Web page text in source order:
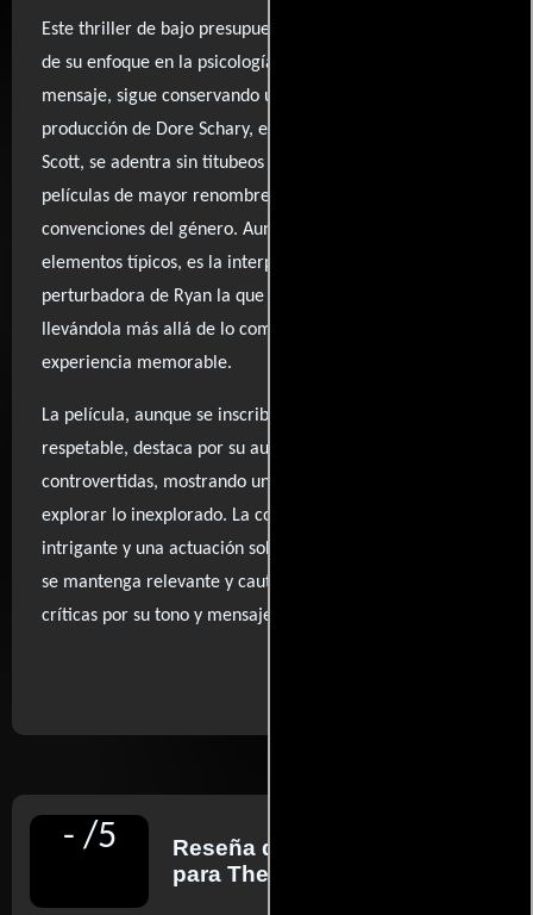
Este thriller de bajo presupuesto demuestra que, a pesar
de su enfoque en la psicología pop y sus intenciones de
mensaje, sigue conservando una fuerza impactante. La
producción de Dore Schary, en colaboración con Adrian
Scott, se adentra sin titubeos en un tema que muchas
películas de mayor renombre evitan, desafiando las
convenciones del género. Aunque el guion presenta
elementos típicos, es la interpretación astuta y sutilmente
perturbadora de Ryan la que realmente eleva la película,
llevándola más allá de lo común y convirtiéndola en una
experiencia memorable.
La película, aunque se inscribe en el ámbito del thriller
respetable, destaca por su audacia al abordar cuestiones
controvertidas, mostrando un lado del cine que no teme
explorar lo inexplorado. La combinación de una narrativa
intrigante y una actuación sobresaliente hace que el film
se mantenga relevante y cautivador, incluso frente a las
críticas por su tono y mensaje.
- /5 Reseña de
para The New York Times